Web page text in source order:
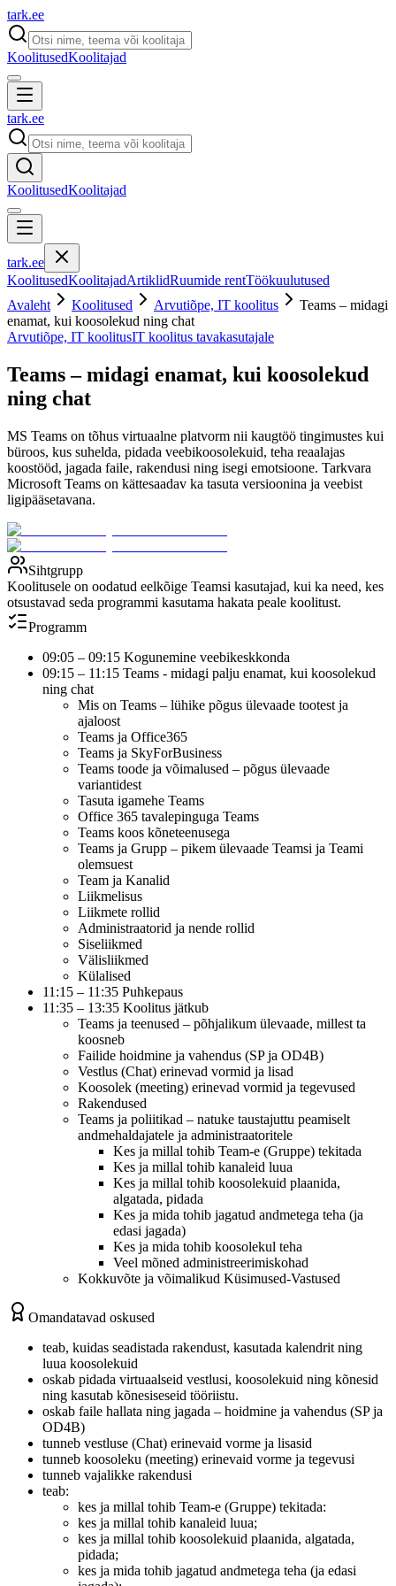
tark.ee
KoolitusedKoolitajad
tark.ee
KoolitusedKoolitajad
tark.ee
KoolitusedKoolitajadArtiklidRuumide rentTöökuulutused
Avaleht
Koolitused Arvutiõpe, IT koolitus
Teams – midagi
enamat, kui koosolekud ning chat
Arvutiõpe, IT koolitusIT koolitus tavakasutajale
Teams – midagi enamat, kui koosolekud
ning chat
MS Teams on tõhus virtuaalne platvorm nii kaugtöö tingimustes kui
büroos, kus suhelda, pidada veebikoosolekuid, teha reaalajas
koostööd, jagada faile, rakendusi ning isegi emotsioone. Tarkvara
Microsoft Teams on kättesaadav ka tasuta versioonina ja veebist
ligipääsetavana.
Sihtgrupp
Koolitusele on oodatud eelkõige Teamsi kasutajad, kui ka need, kes
otsustavad seda programmi kasutama hakata peale koolitust.
Programm
09:05 – 09:15 Kogunemine veebikeskkonda
09:15 – 11:15 Teams - midagi palju enamat, kui koosolekud
ning chat
Mis on Teams – lühike põgus ülevaade tootest ja
ajaloost
Teams ja Office365
Teams ja SkyForBusiness
Teams toode ja võimalused – põgus ülevaade
variantidest
Tasuta igamehe Teams
Office 365 tavalepinguga Teams
Teams koos kõneteenusega
Teams ja Grupp – pikem ülevaade Teamsi ja Teami
olemsuest
Team ja Kanalid
Liikmelisus
Liikmete rollid
Administraatorid ja nende rollid
Siseliikmed
Välisliikmed
Külalised
11:15 – 11:35 Puhkepaus
11:35 – 13:35 Koolitus jätkub
Teams ja teenused – põhjalikum ülevaade, millest ta
koosneb
Failide hoidmine ja vahendus (SP ja OD4B)
Vestlus (Chat) erinevad vormid ja lisad
Koosolek (meeting) erinevad vormid ja tegevused
Rakendused
Teams ja poliitikad – natuke taustajuttu peamiselt
andmehaldajatele ja administraatoritele
Kes ja millal tohib Team-e (Gruppe) tekitada
Kes ja millal tohib kanaleid luua
Kes ja millal tohib koosolekuid plaanida,
algatada, pidada
Kes ja mida tohib jagatud andmetega teha (ja
edasi jagada)
Kes ja mida tohib koosolekul teha
Veel mõned administreerimiskohad
Kokkuvõte ja võimalikud Küsimused-Vastused
Omandatavad oskused
teab, kuidas seadistada rakendust, kasutada kalendrit ning
luua koosolekuid
oskab pidada virtuaalseid vestlusi, koosolekuid ning kõnesid
ning kasutab kõnesiseseid tööriistu.
oskab faile hallata ning jagada – hoidmine ja vahendus (SP ja
OD4B)
tunneb vestluse (Chat) erinevaid vorme ja lisasid
tunneb koosoleku (meeting) erinevaid vorme ja tegevusi
tunneb vajalikke rakendusi
teab:
kes ja millal tohib Team-e (Gruppe) tekitada:
kes ja millal tohib kanaleid luua;
kes ja millal tohib koosolekuid plaanida, algatada,
pidada;
kes ja mida tohib jagatud andmetega teha (ja edasi